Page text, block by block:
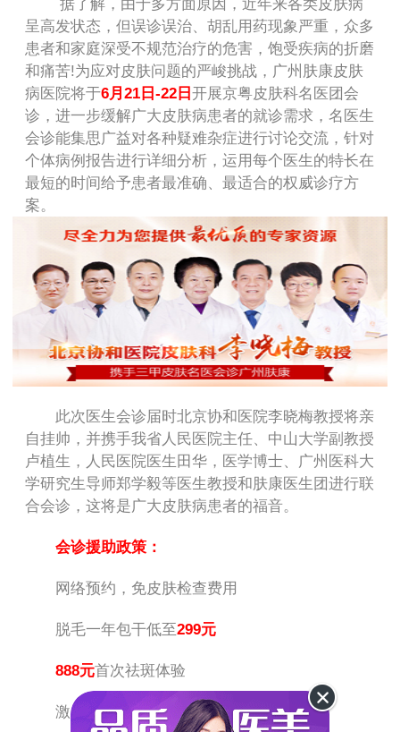
据了解，由于多方面原因，近年来各类皮肤病
呈高发状态，但误诊误治、胡乱用药现象严重，众多
患者和家庭深受不规范治疗的危害，饱受疾病的折磨
和痛苦!为应对皮肤问题的严峻挑战，广州肤康皮肤
病医院将于6月21日-22日 开展京粤皮肤科名医团会
诊，进一步缓解广大皮肤病患者的就诊需求，名医生
会诊能集思广益对各种疑难杂症进行讨论交流，针对
个体病例报告进行详细分析，运用每个医生的特长在
最短的时间给予患者最准确、最适合的权威诊疗方
案。
此次医生会诊届时北京协和医院李晓梅教授将亲
自挂帅，并携手我省人民医院主任、中山大学副教授
卢植生，人民医院医生田华，医学博士、广州医科大
学研究生导师郑学毅等医生教授和肤康医生团进行联
合会诊，这将是广大皮肤病患者的福音。
会诊援助政策：
网络预约，免皮肤检查费用
脱毛一年包干低至299元
888元首次祛斑体验
激光 签约祛雀斑